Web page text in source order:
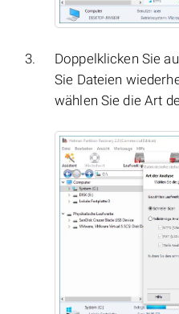
Doppelklicken Sie
Sie Dateien
wählen Sie die Art